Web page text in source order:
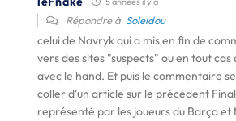
Répondre à Soleidou
celui de Navryk qui a mis en fin de
vers des sites "suspects" ou en tout
avec le hand. Et puis le commentaire
coller d'un article sur le précédent
représenté par les joueurs du Barça et